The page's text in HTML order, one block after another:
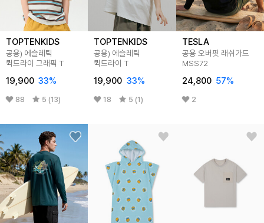
TOPTENKIDS
공용) 에슬레틱
퀵드라이 그래픽 T
19,900 33%
88 5 (13)
TOPTENKIDS
공용) 에슬레틱
퀵드라이 T
19,900 33%
18 5 (1)
TESLA
공용 오버핏 래쉬가드
MSS72
24,800 57%
2